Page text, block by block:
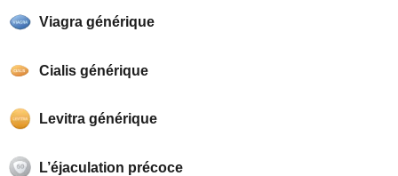
Viagra générique
Cialis générique
Levitra générique
L’éjaculation précoce